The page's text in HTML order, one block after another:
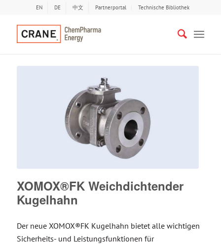
EN DE 中文 Partnerportal Technische Bibliothek
XOMOX®FK Weichdichtender
Kugelhahn
Der neue XOMOX®FK Kugelhahn bietet alle wichtigen
Sicherheits- und Leistungsfunktionen für